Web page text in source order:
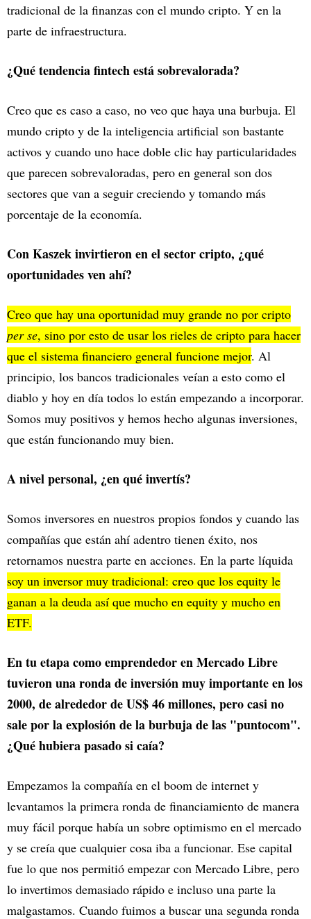
tradicional de la finanzas con el mundo cripto. Y en la
parte de infraestructura.
¿Qué tendencia fintech está sobrevalorada?
Creo que es caso a caso, no veo que haya una burbuja. El
mundo cripto y de la inteligencia artificial son bastante
activos y cuando uno hace doble clic hay particularidades
que parecen sobrevaloradas, pero en general son dos
sectores que van a seguir creciendo y tomando más
porcentaje de la economía.
Con Kaszek invirtieron en el sector cripto, ¿qué
oportunidades ven ahí?
Creo que hay una oportunidad muy grande no por cripto
per se, sino por esto de usar los rieles de cripto para hacer
que el sistema financiero general funcione mejor. Al
principio, los bancos tradicionales veían a esto como el
diablo y hoy en día todos lo están empezando a incorporar.
Somos muy positivos y hemos hecho algunas inversiones,
que están funcionando muy bien.
A nivel personal, ¿en qué invertís?
Somos inversores en nuestros propios fondos y cuando las
compañías que están ahí adentro tienen éxito, nos
retornamos nuestra parte en acciones. En la parte líquida
soy un inversor muy tradicional: creo que los equity le
ganan a la deuda así que mucho en equity y mucho en
ETF.
En tu etapa como emprendedor en Mercado Libre
tuvieron una ronda de inversión muy importante en los
2000, de alrededor de US$ 46 millones, pero casi no
sale por la explosión de la burbuja de las "puntocom".
¿Qué hubiera pasado si caía?
Empezamos la compañía en el boom de internet y
levantamos la primera ronda de financiamiento de manera
muy fácil porque había un sobre optimismo en el mercado
y se creía que cualquier cosa iba a funcionar. Ese capital
fue lo que nos permitió empezar con Mercado Libre, pero
lo invertimos demasiado rápido e incluso una parte la
malgastamos. Cuando fuimos a buscar una segunda ronda